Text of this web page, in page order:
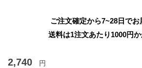
ご注文確定から7~28日でお
送料は1注文あたり 1000円
2,740 円